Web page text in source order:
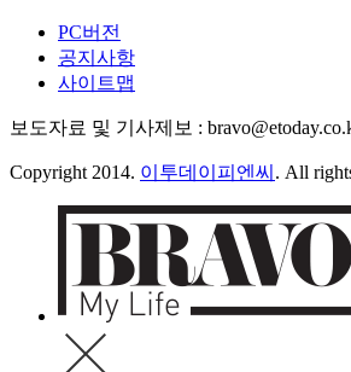
PC버전
공지사항
사이트맵
보도자료 및 기사제보 :
Copyright 2014. 이투데이피엔씨 . All